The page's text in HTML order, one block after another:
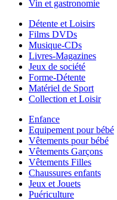
Vin et gastronomie
Détente et Loisirs
Films DVDs
Musique-CDs
Livres-Magazines
Jeux de société
Forme-Détente
Matériel de Sport
Collection et Loisir
Enfance
Equipement pour bébé
Vêtements pour bébé
Vêtements Garçons
Vêtements Filles
Chaussures enfants
Jeux et Jouets
Puériculture